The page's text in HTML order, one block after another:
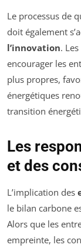
Le processus de
doit également
l’innovation.
encourager les
plus propres,
énergétiques
transition
Les
et des
L’implication des
le bilan carbone
Alors que les
empreinte, les